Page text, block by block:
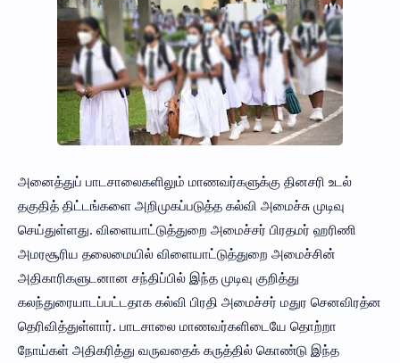
அனைத்துப் பாடசாலைகளிலும் மாணவர்களுக்கு தினசரி உடல்
தகுதித் திட்டங்களை அறிமுகப்படுத்த கல்வி அமைச்சு முடிவு
செய்துள்ளது. விளையாட்டுத்துறை அமைச்சர் பிரதமர் ஹரிணி
அமரசூரிய தலைமையில் விளையாட்டுத்துறை அமைச்சின்
அதிகாரிகளுடனான சந்திப்பில் இந்த முடிவு குறித்து
கலந்துரையாடப்பட்டதாக கல்வி பிரதி அமைச்சர் மதுர செனவிரத்ன
தெரிவித்துள்ளார். பாடசாலை மாணவர்களிடையே தொற்றா
நோய்கள் அதிகரித்து வருவதைக் கருத்தில் கொண்டு இந்த